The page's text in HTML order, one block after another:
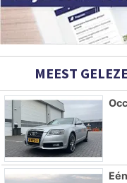
MEEST